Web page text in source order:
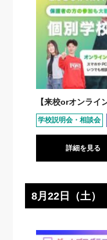
【来校orオンライ
学校説明会・相談会
詳細を見る
8月22日（土）